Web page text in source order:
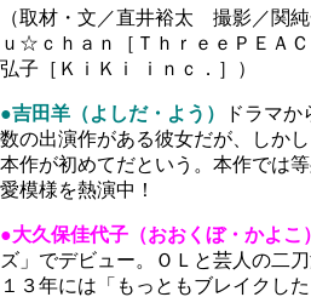
（取材・文／直井裕太 撮影／関
ｕ☆ｃｈａｎ［ＴｈｒｅｅＰＥＡ
弘子［ＫｉＫｉ ｉｎｃ．］）
●吉田羊（よしだ・よう）
ドラマ
数の出演作がある彼女だが、しか
本作が初めてだという。本作では
愛模様を熱演中！
●大久保佳代子（おおくぼ・かよこ）
ズ」でデビュー。ＯＬと芸人の二
１３年には「もっともブレイクし